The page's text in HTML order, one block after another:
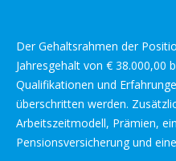
Der Gehaltsrahmen der
Jahresgehalt von € 38.000,00
Qualifikationen und
überschritten werden.
Arbeitszeitmodell, Prämien,
Pensionsversicherung und